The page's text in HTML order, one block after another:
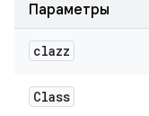
Параметры
clazz
Class